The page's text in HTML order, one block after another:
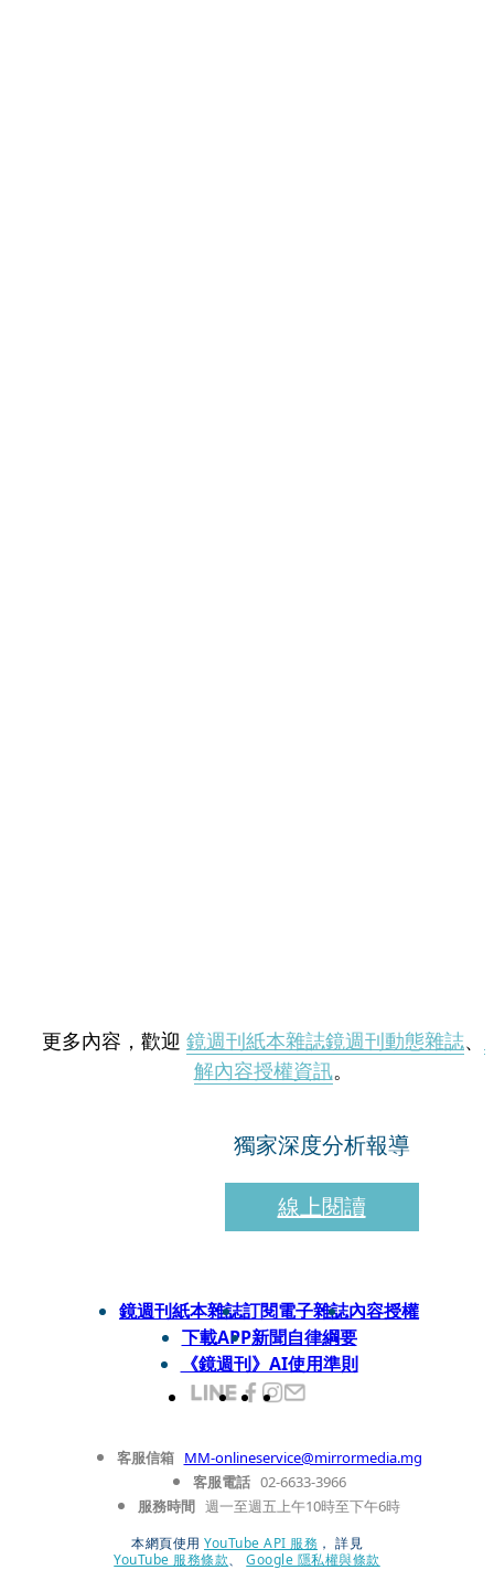
更多內容，歡迎 鏡週刊紙本雜誌鏡週刊動態雜誌、
解內容授權資訊。
獨家深度分析報導
線上閱讀
鏡週刊紙本雜誌訂閱電子雜誌內容授權
下載APP新聞自律綱要
《鏡週刊》AI使用準則
客服信箱 MM-onlineservice@mirrormedia.mg
客服電話 02-6633-3966
服務時間 週一至週五上午10時至下午6時
本網頁使用 YouTube API 服務 ， 詳見
YouTube 服務條款、
Google 隱私權與條款